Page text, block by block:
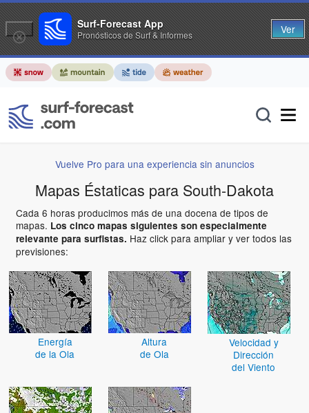
Vuelve Pro para una experiencia sin anuncios
Mapas Éstaticas para South-Dakota
Cada 6 horas producimos más de una docena de tipos de
mapas. Los cinco mapas siguientes son especialmente
relevante para surfistas. Haz click para ampliar y ver todos las
previsiones:
Energía
de la Ola
Altura
de Ola
Velocidad y
Dirección
del Viento
Surf-Forecast App
Pronósticos de Surf & Informes Ver